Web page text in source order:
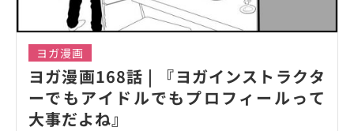
ヨガ漫画
ヨガ漫画168話 | 『ヨガインストラクタ
ーでもアイドルでもプロフィールって
大事だよね』